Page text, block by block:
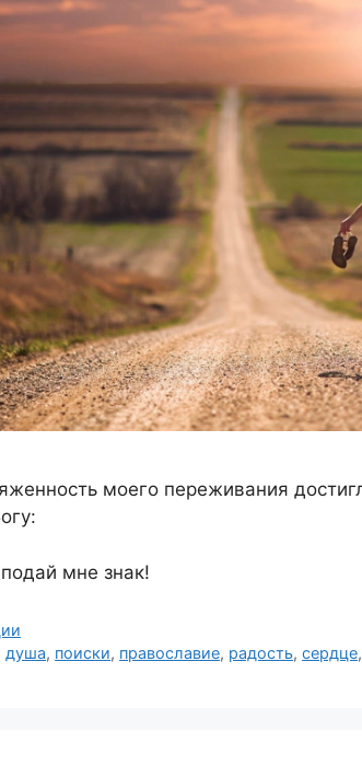
моего переживания
мне знак!
душа, поиски, православие, радость,сердце